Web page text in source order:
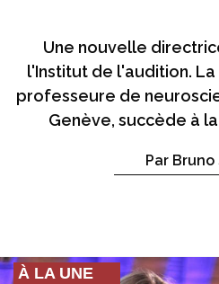
Une nouvelle
l'Institut de l'audition. La
professeure de
Genève, succède à
Par Bruno
À LA UNE